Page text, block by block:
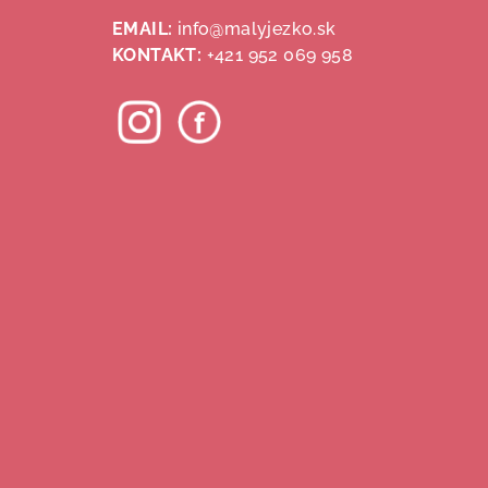
EMAIL: info@malyjezko.sk
KONTAKT: +421 952 069 958